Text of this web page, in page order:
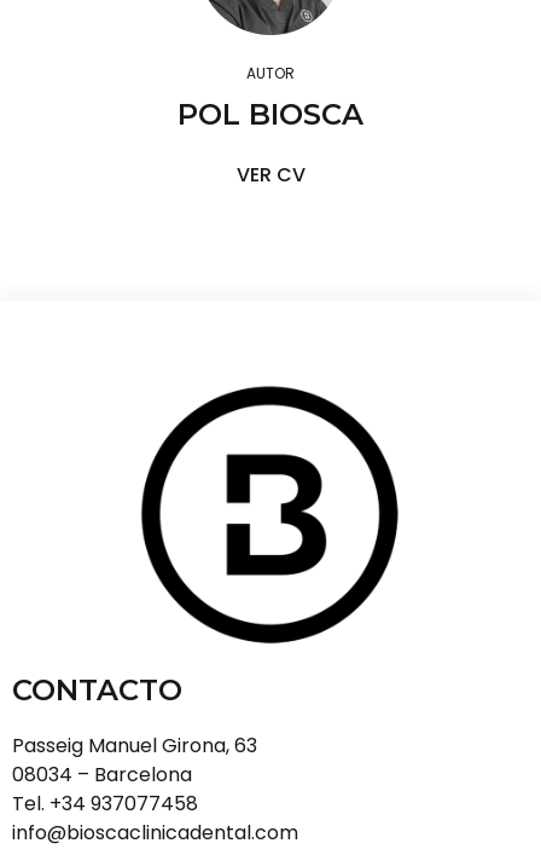
AUTOR
POL BIOSCA
VER CV
CONTACTO
Passeig Manuel Girona, 63
08034 – Barcelona
Tel. +34 937077458
info@bioscaclinicadental.com